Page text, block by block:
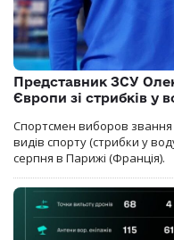
Представник ЗСУ
Європи зі стрибків у
Спортсмен виборов
видів спорту (стрибки у
серпня в Парижі (Франція).